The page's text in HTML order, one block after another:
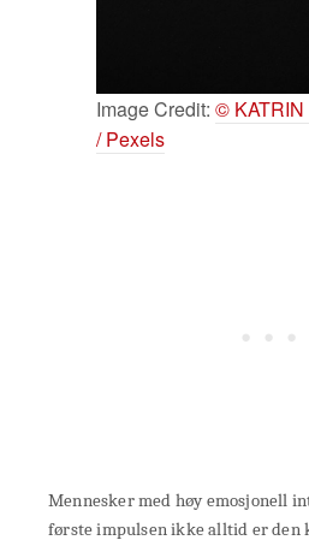
Image Credit: © KATRIN
/ Pexels
Mennesker med høy emosjonell
første impulsen ikke alltid er den